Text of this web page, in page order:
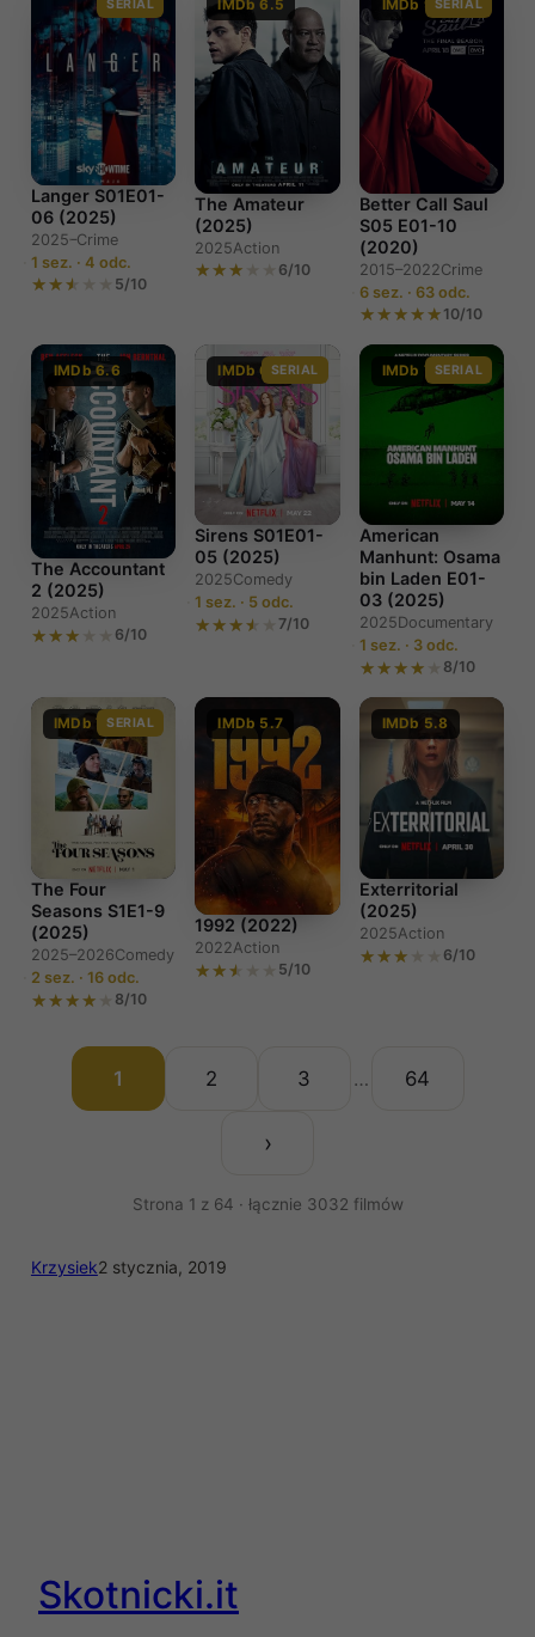
SERIAL
Langer S01E01-
06 (2025)
2025–Crime
1 sez. · 4 odc.
5/10
IMDb 6.5
The Amateur
(2025)
2025Action
6/10
IMDb 9.0SERIAL
Better Call Saul
S05 E01-10
(2020)
2015–2022Crime
6 sez. · 63 odc.
10/10
IMDb 6.6
The Accountant
2 (2025)
2025Action
6/10
IMDb 6.7SERIAL
Sirens S01E01-
05 (2025)
2025Comedy
1 sez. · 5 odc.
7/10
IMDb 7.7SERIAL
American
Manhunt: Osama
bin Laden E01-
03 (2025)
2025Documentary
1 sez. · 3 odc.
8/10
IMDb 7.2SERIAL
The Four
Seasons S1E1-9
(2025)
2025–2026Comedy
2 sez. · 16 odc.
8/10
IMDb 5.7
1992 (2022)
2022Action
5/10
IMDb 5.8
Exterritorial
(2025)
2025Action
6/10
1 2 3 … 64
›
Strona 1 z 64 · łącznie 3032 filmów
Krzysiek2 stycznia, 2019
Skotnicki.it